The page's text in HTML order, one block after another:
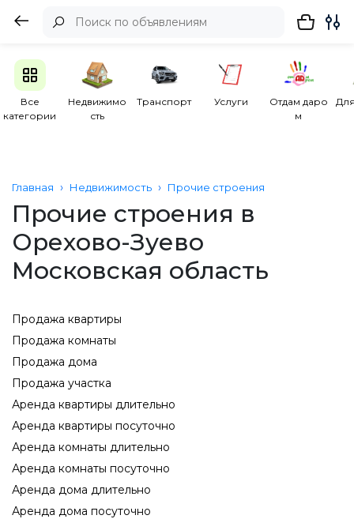
Все
категории
Недвижимо
сть
Транспорт Услуги
Отдам даро
м
Главная Недвижимость Прочие строения
Прочие строения в
Орехово-Зуево
Московская область
Продажа квартиры
Продажа комнаты
Продажа дома
Продажа участка
Аренда квартиры длительно
Аренда квартиры посуточно
Аренда комнаты длительно
Аренда комнаты посуточно
Аренда дома длительно
Аренда дома посуточно